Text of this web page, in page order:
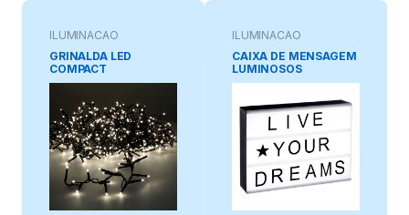
ILUMINAÇAO
ORNAMENTAL
GRINALDA LED
COMPACT
INTERMITENTE
LEDS IP44 CABO
VERDE 16m
ILUMINAÇAO
ORNAMENTAL
CAIXA DE MENSAGEM
LUMINOSOS
30x22x5.5cm A